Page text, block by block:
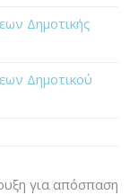
Δημοτικής
Δημοτικού
για απόσπαση